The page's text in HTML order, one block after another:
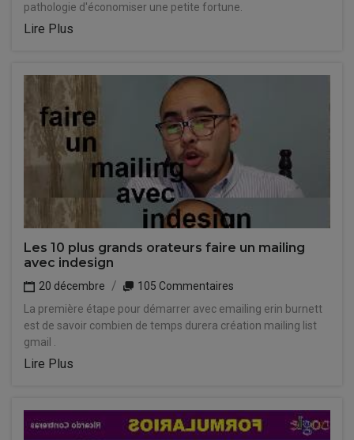
pathologie d'économiser une petite fortune.
Lire Plus
Les 10 plus grands orateurs faire un mailing
avec indesign
20 décembre
105 Commentaires
La première étape pour démarrer avec emailing erin burnett
est de savoir combien de temps durera création mailing list
gmail .
Lire Plus